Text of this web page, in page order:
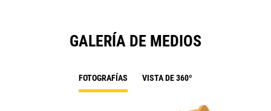
GALERÍA DE MEDIOS
FOTOGRAFÍAS VISTA DE 360º